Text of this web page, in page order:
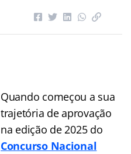
Quando começou a sua
trajetória de aprovação
na edição de 2025 do
Concurso Nacional